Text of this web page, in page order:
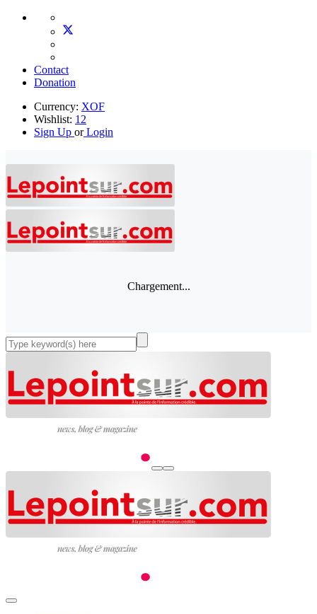
Contact
Donation
Currency: XOF
Wishlist: 12
Sign Up orLogin
Chargement...